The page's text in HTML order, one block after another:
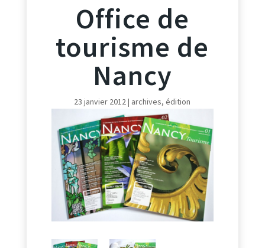
Office de
tourisme de
Nancy
23 janvier 2012| archives,édition